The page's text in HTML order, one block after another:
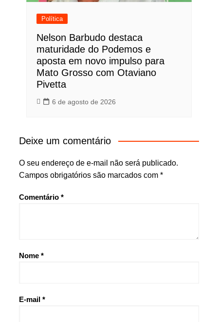
Política
Nelson Barbudo destaca
maturidade do Podemos e
aposta em novo impulso para
Mato Grosso com Otaviano
Pivetta
6 de agosto de 2026
Deixe um comentário
O seu endereço de e-mail não será publicado.
Campos obrigatórios são marcados com *
Comentário *
Nome *
E-mail *